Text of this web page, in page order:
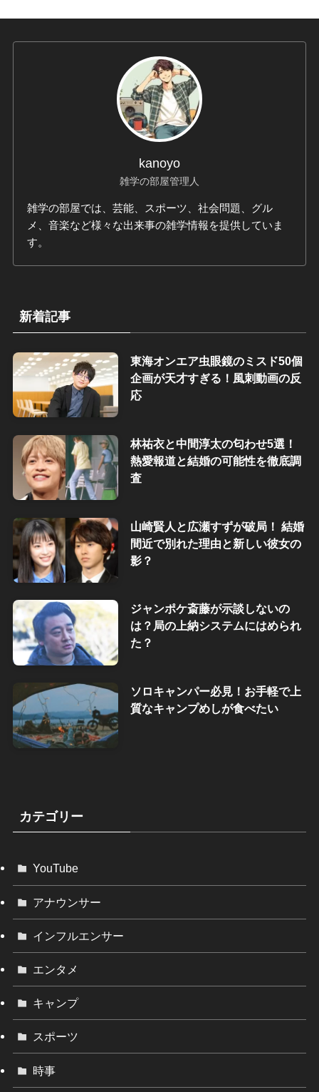
kanoyo
雑学の部屋管理人
雑学の部屋では、芸能、スポーツ、社会問題、グル
メ、音楽など様々な出来事の雑学情報を提供していま
す。
新着記事
東海オンエア虫眼鏡のミスド50個
企画が天才すぎる！風刺動画の反
応
林祐衣と中間淳太の匂わせ5選！
熱愛報道と結婚の可能性を徹底調
査
山崎賢人と広瀬すずが破局！ 結婚
間近で別れた理由と新しい彼女の
影？
ジャンポケ斎藤が示談しないの
は？局の上納システムにはめられ
た？
ソロキャンパー必見！お手軽で上
質なキャンプめしが食べたい
カテゴリー
YouTube
アナウンサー
インフルエンサー
エンタメ
キャンプ
スポーツ
時事